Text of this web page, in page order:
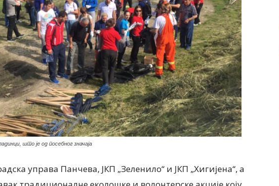
што је од посебног значаја
управа Панчева, ЈКП „Зеленило“ и ЈКП „Хигијена“, а